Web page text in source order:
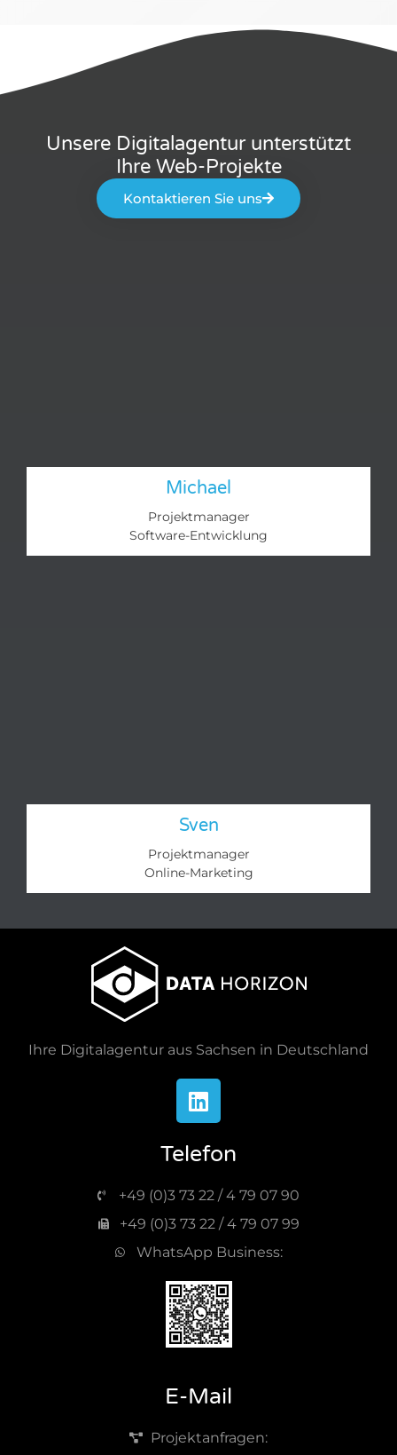
Unsere Digitalagentur unterstützt
Ihre Web-Projekte
Kontaktieren Sie uns
Michael
Projektmanager
Software-Entwicklung
Sven
Projektmanager
Online-Marketing​
Ihre Digitalagentur aus Sachsen in Deutschland
Telefon
+49 (0)3 73 22 / 4 79 07 90
+49 (0)3 73 22 / 4 79 07 99
WhatsApp Business:
E-Mail
Projektanfragen: